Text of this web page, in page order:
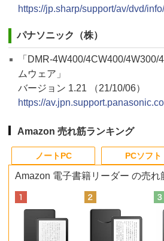
https://jp.sharp/support/av/dvd/
パナソニック（株）
「DMR-4W400/4CW400/
ムウェア」
バージョン 1.21 （21/10/06）
https://
Amazon 売れ筋ランキング
ノートPC PCソフト
Amazon 電子書籍リーダー の売れ